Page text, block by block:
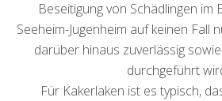
Beseitigung von Schädlingen im
Seeheim-Jugenheim auf keinen Fall
darüber hinaus zuverlässig
durchgeführt
Für Kakerlaken ist es typisch,